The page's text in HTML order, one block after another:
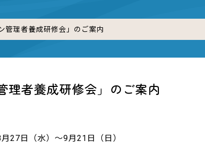
管理者養成研修会」のご案内
理者養成研修会」のご案内
日（水）～9月21日（日）